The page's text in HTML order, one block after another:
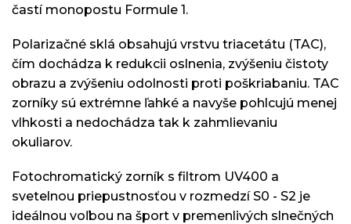
častí monopostu Formule 1.
Polarizačné sklá obsahujú vrstvu triacetátu (TAC),
čím dochádza k redukcii oslnenia, zvýšeniu čistoty
obrazu a zvýšeniu odolnosti proti poškriabaniu. TAC
zorníky sú extrémne ľahké a navyše pohlcujú menej
vlhkosti a nedochádza tak k zahmlievaniu
okuliarov.
Fotochromatický zorník s filtrom UV400 a
svetelnou priepustnosťou v rozmedzí S0 - S2 je
ideálnou voľbou na šport v premenlivých slnečných